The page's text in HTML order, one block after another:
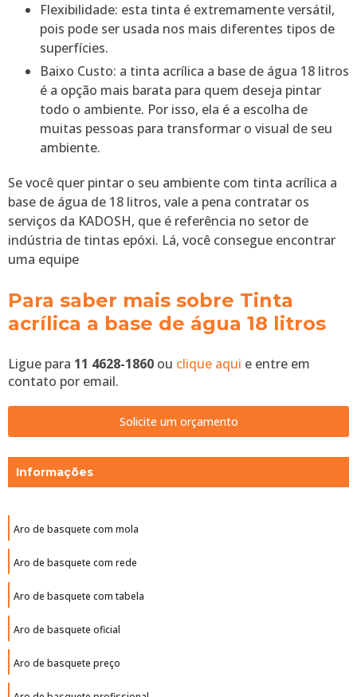
Flexibilidade: esta tinta é extremamente versátil,
pois pode ser usada nos mais diferentes tipos de
superfícies.
Baixo Custo: a tinta acrílica a base de água 18 litros
é a opção mais barata para quem deseja pintar
todo o ambiente. Por isso, ela é a escolha de
muitas pessoas para transformar o visual de seu
ambiente.
Se você quer pintar o seu ambiente com tinta acrílica a
base de água de 18 litros, vale a pena contratar os
serviços da KADOSH, que é referência no setor de
indústria de tintas epóxi. Lá, você consegue encontrar
uma equipe
Para saber mais sobre Tinta
acrílica a base de água 18 litros
Ligue para 11 4628-1860 ou clique aqui e entre em
contato por email.
Solicite um orçamento
Informações
Aro de basquete com mola
Aro de basquete com rede
Aro de basquete com tabela
Aro de basquete oficial
Aro de basquete preço